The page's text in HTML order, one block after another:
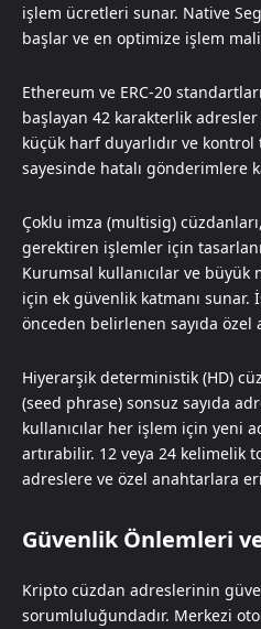
işlem ücretleri sunar. Native
başlar ve en optimize işlem
Ethereum ve ERC-20
başlayan 42 karakterlik
küçük harf duyarlıdır ve
sayesinde hatalı gönderimlere
Çoklu imza (multisig)
gerektiren işlemler için
Kurumsal kullanıcılar ve büyük
için ek güvenlik katmanı
önceden belirlenen sayıda özel
Hiyerarşik deterministik (HD)
(seed phrase) sonsuz sayıda
kullanıcılar her işlem için yeni
artırabilir. 12 veya 24 kelimelik
adreslere ve özel anahtarlara
Güvenlik Önlemleri
Kripto cüzdan adreslerinin
sorumluluğundadır. Merkezi